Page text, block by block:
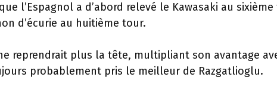
l’Espagnol a d’abord relevé le Kawasaki au
d’écurie au huitième tour.
reprendrait plus la tête, multipliant son avantage
probablement pris le meilleur de Razgatlioglu.